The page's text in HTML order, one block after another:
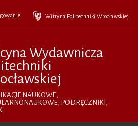
Witryna Politechniki Wrocławskiej
Wydawnicza
NAUKOWE,
PODRĘCZNIKI,